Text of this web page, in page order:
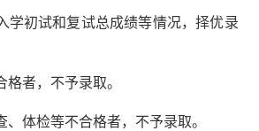
学初试和复试总成绩等情况，择优录
格者，不予录取。
、体检等不合格者，不予录取。